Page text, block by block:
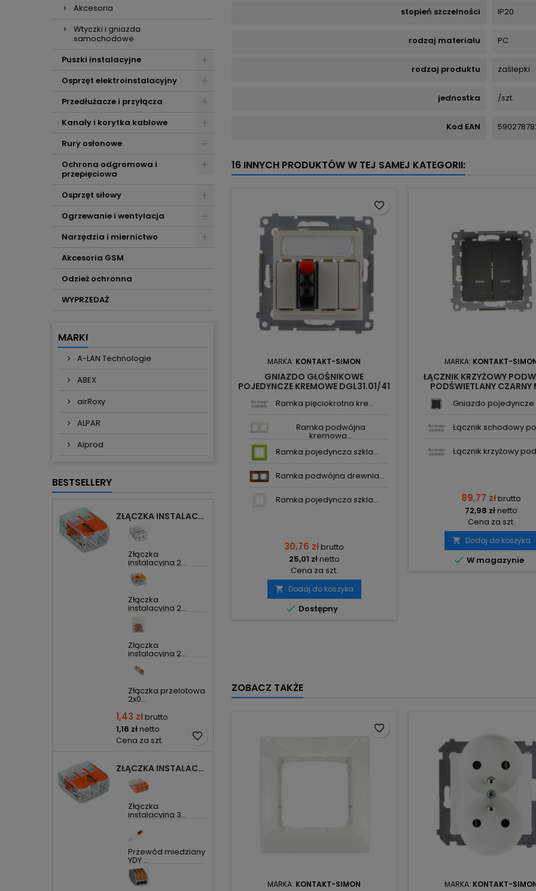
Akcesoria
Wtyczki i gniazda
samochodowe
Puszki instalacyjne
Osprzęt elektroinstalacyjny
Przedłużacze i przyłącza
Kanały i korytka kablowe
Rury osłonowe
Ochrona odgromowa i
przepięciowa
Osprzęt siłowy
Ogrzewanie i wentylacja
Narzędzia i miernictwo
Akcesoria GSM
Odzież ochronna
WYPRZEDAŻ
MARKI
A-LAN Technologie
ABEX
airRoxy
ALPAR
Alprod
BESTSELLERY
ZŁĄCZKA INSTALACYJNA 2X UNIWERSALNA COMPACT 221-412 WAGO
Złączka
instalacyjna 2...
Złączka
instalacyjna 2...
Złączka
instalacyjna 2...
Złączka przelotowa
2x0...
1,43 złbrutto
1,16 złnetto
Cena za szt.
favorite_border
ZŁĄCZKA INSTALACYJNA 3X UNIWERSALNA COMPACT 221-413 WAGO
Złączka
instalacyjna 3...
Przewód miedziany
YDY ...
stopień szczelności IP20
rodzaj materiału PC
rodzaj produktu zaślepki
jednostka /szt.
Kod EAN
16 INNYCH PRODUKTÓW W TEJ SAMEJ KATEGORII:
MARKA: KONTAKT-SIMON
GNIAZDO GŁOŚNIKOWE
POJEDYNCZE KREMOWE DGL31.01/41
Ramka pięciokrotna kre...
Ramka podwójna
kremowa...
Ramka pojedyncza szkla...
Ramka podwójna drewnia...
Ramka pojedyncza szkla...
30,76 złbrutto
25,01 złnetto
Cena za szt.
 Dodaj do koszyka
 Dostępny
favorite_border
MARKA: KONTAKT-
ŁĄCZNIK KRZYŻOWY
PODŚWIETLANY CZARNY
DW7/2L.01/49 KONTAKT
Gniazdo pojedyncze
Łącznik schodowy
Łącznik krzyżowy
89,77 złbrutto
72,98 złnetto
Cena za szt.
 Dodaj do koszyka
 W magazynie
ZOBACZ TAKŻE
MARKA: KONTAKT-SIMON
favorite_border
MARKA: KONTAKT-